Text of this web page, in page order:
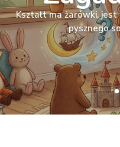
Kształt ma żarówki,
pysznego